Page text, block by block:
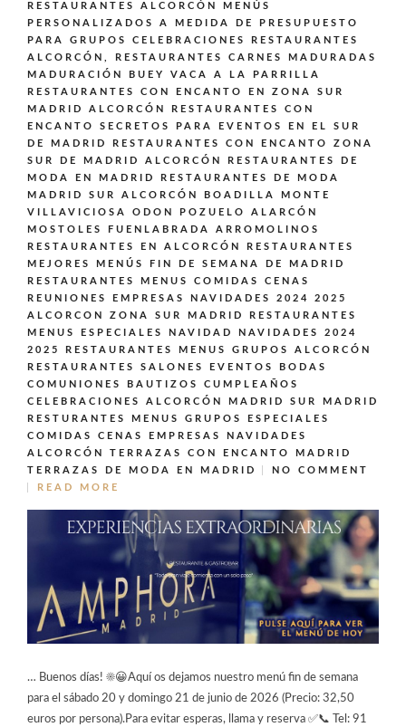
RESTAURANTES ALCORCÓN MENÚS
PERSONALIZADOS A MEDIDA DE PRESUPUESTO
PARA GRUPOS CELEBRACIONES
RESTAURANTES
ALCORCÓN,
RESTAURANTES CARNES MADURADAS
MADURACIÓN BUEY VACA A LA PARRILLA
RESTAURANTES CON ENCANTO EN ZONA SUR
MADRID ALCORCÓN
RESTAURANTES CON
ENCANTO SECRETOS PARA EVENTOS EN EL SUR
DE MADRID
RESTAURANTES CON ENCANTO ZONA
SUR DE MADRID ALCORCÓN
RESTAURANTES DE
MODA EN MADRID
RESTAURANTES DE MODA
MADRID SUR ALCORCÓN BOADILLA MONTE
VILLAVICIOSA ODON POZUELO ALARCÓN
MOSTOLES FUENLABRADA ARROMOLINOS
RESTAURANTES EN ALCORCÓN
RESTAURANTES
MEJORES MENÚS FIN DE SEMANA DE MADRID
RESTAURANTES MENUS COMIDAS CENAS
REUNIONES EMPRESAS NAVIDADES 2024 2025
ALCORCON ZONA SUR MADRID
RESTAURANTES
MENUS ESPECIALES NAVIDAD NAVIDADES 2024
2025
RESTAURANTES MENUS GRUPOS ALCORCÓN
RESTAURANTES SALONES EVENTOS BODAS
COMUNIONES BAUTIZOS CUMPLEAÑOS
CELEBRACIONES ALCORCÓN MADRID SUR MADRID
RESTURANTES MENUS GRUPOS ESPECIALES
COMIDAS CENAS EMPRESAS NAVIDADES
ALCORCÓN
TERRAZAS CON ENCANTO MADRID
TERRAZAS DE MODA EN MADRID
NO COMMENT
READ MORE
… Buenos días! ☀️😀Aquí os dejamos nuestro menú fin de semana
para el sábado 20 y domingo 21 de junio de 2026 (Precio: 32,50
euros por persona).Para evitar esperas, llama y reserva ✅📞 Tel: 91